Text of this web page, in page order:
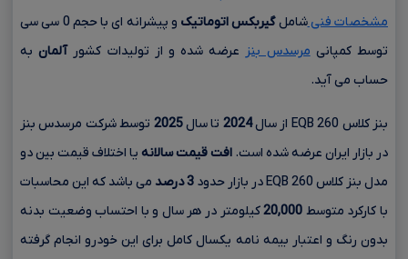
مشخصات فنیشاملگیربکس اتوماتیک و پیشرانه ای با حجم 0 سی سی
توسط کمپانی مرسدس بنز عرضه شده و از تولیدات کشورآلمانبه
حساب می آید.
بنز کلاس EQB 260 از سال 2024 تا سال2025 توسط شرکت مرسدس بنز
در بازار ایران عرضه شده است. افت قیمت سالانه یا اختلاف قیمت بین دو
مدل بنز کلاس EQB 260 در بازار حدود
3 درصد
می باشد که این محاسبات
با کارکرد متوسط 20,000کیلومتر در هر سال و با احتساب وضعیت بدنه
بدون رنگ و اعتبار بیمه نامه یکسال کامل برای این خودرو انجام گرفته